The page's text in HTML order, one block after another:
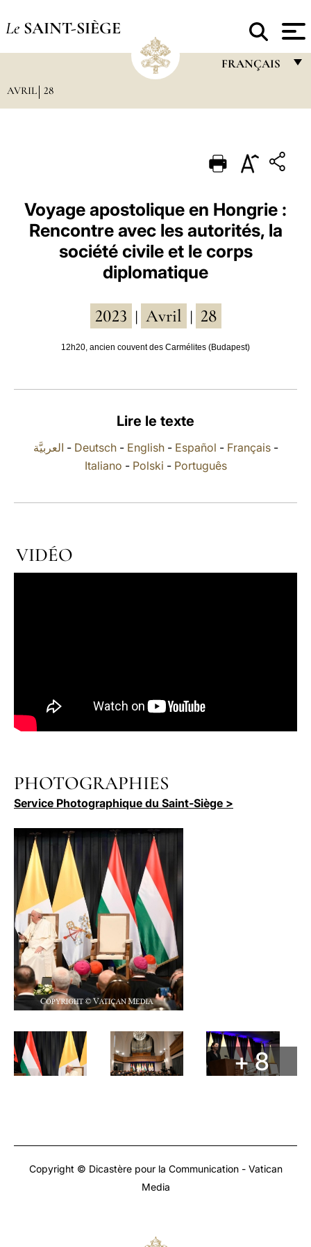
Le SAINT-SIÈGE
FRANÇAIS
PORTUGUÊS
ESPAÑOL
DEUTSCH
POLSKI
中文
AVRIL 28
Voyage apostolique en Hongrie :
Rencontre avec les autorités, la
société civile et le corps
diplomatique
2023 Avril 28
12h20, ancien couvent des Carmélites (Budapest)
Lire le texte
العربيَّة - Deutsch- English- Español - Français-
Italiano - Polski - Português
VIDÉO
PHOTOGRAPHIES
Service Photographique du Saint-Siège >
+ 8
Copyright © Dicastère pour la Communication - Vatican
Media